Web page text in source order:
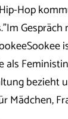
Hop
als
bezieht
Mädchen,